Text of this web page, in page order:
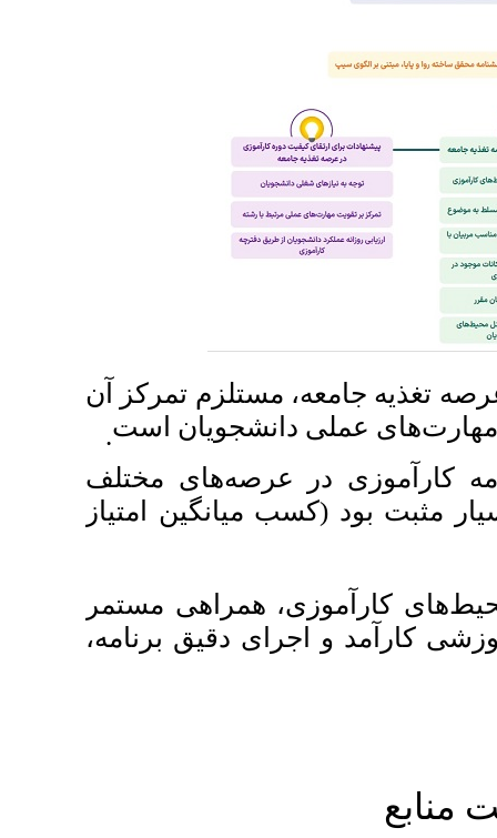
مستلزم تمرکز آن
دانشجویان است
عرصه‌های مختلف
میانگین امتیاز
همراهی مستمر
دقیق برنامه،